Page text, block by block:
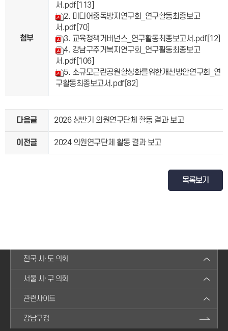
첨부
서.pdf[113]
2. 미디어중독방지연구회_연구활동최종보고
서.pdf[70]
3. 교육정책거버넌스_연구활동최종보고서.pdf[12]
4. 강남구주거복지연구회_연구활동최종보고
서.pdf[106]
5. 소규모근린공원활성화를위한개선방안연구회_연
구활동최종보고서.pdf[82]
다음글 2026 상반기 의원연구단체 활동 결과 보고
이전글 2024 의원연구단체 활동 결과 보고
목록보기
전국 시·도 의회
서울 시·구 의회
관련사이트
강남구청